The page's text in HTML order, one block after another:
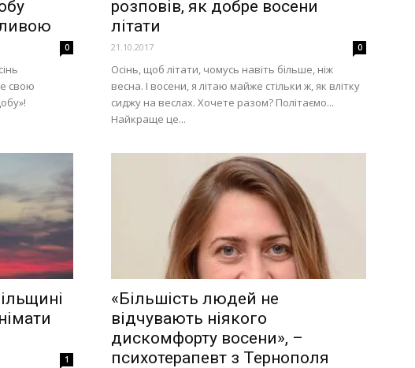
0
свою
розповів, як добре восени
літати
21.10.2017 0
Осінь, щоб літати, чомусь навіть більше, ніж
весна. І восени, я літаю майже стільки ж, як влітку
сиджу на веслах. Хочете разом? Політаємо...
Найкраще це...
1
«Більшість людей не
відчувають ніякого
дискомфорту восени», –
психотерапевт з Тернополя